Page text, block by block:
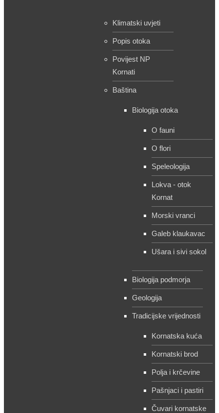
Klimatski uvjeti
Popis otoka
Povijest NP
Kornati
Baština
Biologija otoka
O fauni
O flori
Speleologija
Lokva - otok
Kornat
Morski vranci
Galeb klaukavac
Ušara i sivi sokol
Biologija podmorja
Geologija
Tradicijske vrijednosti
Kornatska kuća
Kornatski brod
Polja i krčevine
Pašnjaci i pastiri
Čuvari kornatske